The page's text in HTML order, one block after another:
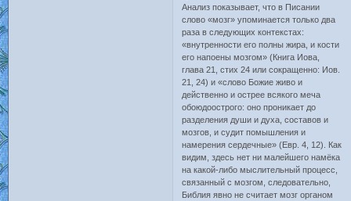
Анализ показывает, что в Писании
слово «мозг» упоминается только два
раза в следующих контекстах:
«внутренности его полны жира, и кости
его напоены мозгом» (Книга Иова,
глава 21, стих 24 или сокращенно: Иов.
21, 24) и «слово Божие живо и
действенно и острее всякого меча
обоюдоострого: оно проникает до
разделения души и духа, составов и
мозгов, и судит помышления и
намерения сердечные» (Евр. 4, 12). Как
видим, здесь нет ни малейшего намёка
на какой-либо мыслительный процесс,
связанный с мозгом, следовательно,
Библия явно не считает мозг органом